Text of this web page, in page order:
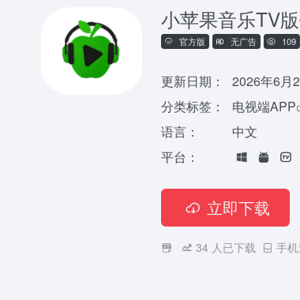
小苹果音乐TV版
官方版 无广告 109
更新日期：
2026年6月
分类标签：
电视端APP
语言：
中文
平台：
立即下载
34 人已下载 手